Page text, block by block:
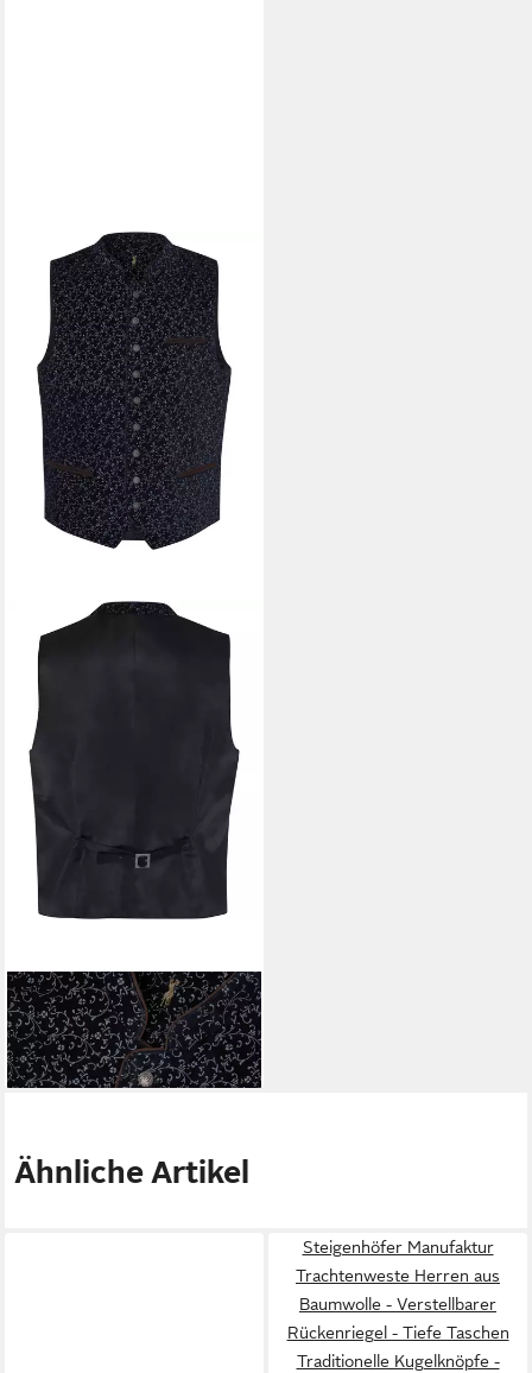
ALMSACHTrachtenweste
Trachten-Samtweste
149,99 €
Ähnliche Artikel
Steigenhöfer Manufaktur
Trachtenweste Herren aus
Baumwolle - Verstellbarer
Rückenriegel - Tiefe Taschen
Traditionelle Kugelknöpfe -